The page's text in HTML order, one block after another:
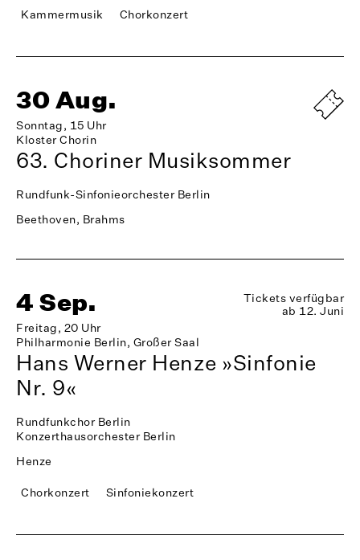
Kammermusik Chorkonzert
30 Aug.
Sonntag, 15 Uhr
Kloster Chorin
63. Choriner Musiksommer
Rundfunk-Sinfonieorchester Berlin
Beethoven, Brahms
4 Sep.
Freitag, 20 Uhr
Philharmonie Berlin, Großer Saal
Tickets verfügbar
ab 12. Juni
Hans Werner Henze »Sinfonie
Nr. 9«
Rundfunkchor Berlin
Konzerthausorchester Berlin
Henze
Chorkonzert Sinfoniekonzert